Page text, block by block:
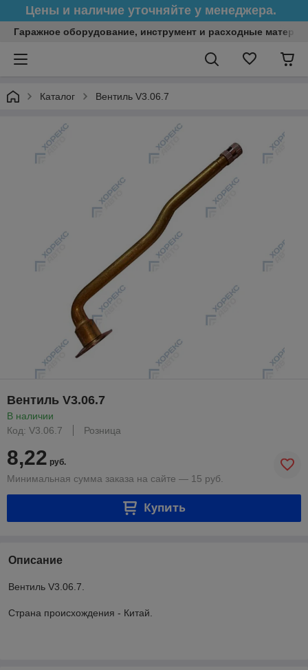
Цены и наличие уточняйте у менеджера.
Гаражное оборудование, инструмент и расходные
Каталог Вентиль V3.06.7
Вентиль V3.06.7
В наличии
Код: V3.06.7
Розница
8,22 руб.
Минимальная сумма заказа на сайте — 15 руб.
Купить
Описание
Вентиль V3.06.7.
Страна происхождения - Китай.